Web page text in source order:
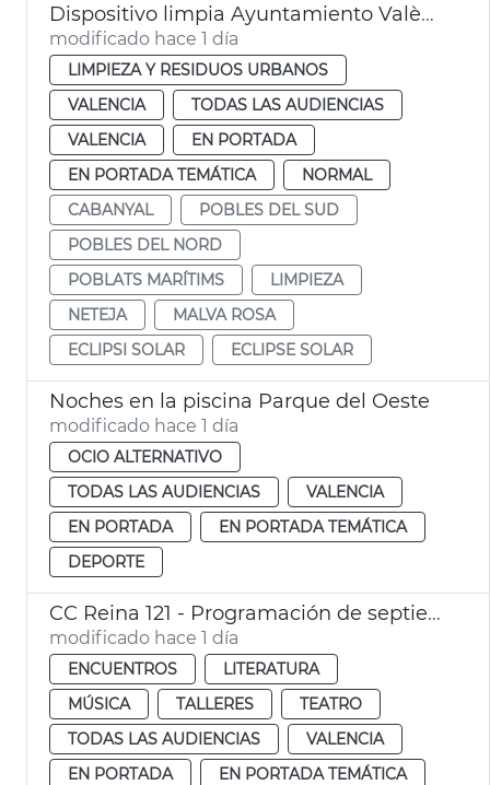
Dispositivo limpia Ayuntamiento València eclipse solar
modificado hace 1 día
LIMPIEZA Y RESIDUOS URBANOS
VALENCIA
TODAS LAS AUDIENCIAS
VALENCIA
EN PORTADA
EN PORTADA TEMÁTICA
NORMAL
CABANYAL
POBLES DEL SUD
POBLES DEL NORD
POBLATS MARÍTIMS
LIMPIEZA
NETEJA
MALVA ROSA
ECLIPSI SOLAR
ECLIPSE SOLAR
Noches en la piscina Parque del Oeste
modificado hace 1 día
OCIO ALTERNATIVO
TODAS LAS AUDIENCIAS
VALENCIA
EN PORTADA
EN PORTADA TEMÁTICA
DEPORTE
CC Reina 121 - Programación de septiembre
modificado hace 1 día
ENCUENTROS
LITERATURA
MÚSICA
TALLERES
TEATRO
TODAS LAS AUDIENCIAS
VALENCIA
EN PORTADA
EN PORTADA TEMÁTICA